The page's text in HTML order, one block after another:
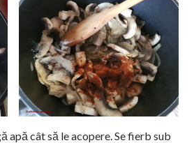
apă cât să le acopere. Se fierb sub